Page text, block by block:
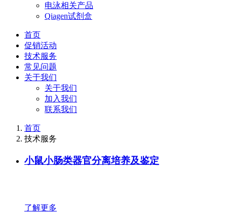
电泳相关产品
Qiagen试剂盒
首页
促销活动
技术服务
常见问题
关于我们
关于我们
加入我们
联系我们
首页
技术服务
小鼠小肠类器官分离培养及鉴定
了解更多